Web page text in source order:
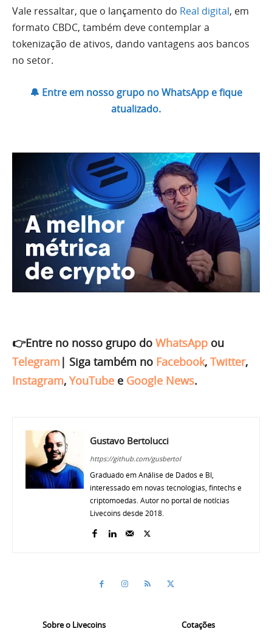
Vale ressaltar, que o lançamento do Real digital, em
formato CBDC, também deve contemplar a
tokenização de ativos, dando vantagens aos bancos
no setor.
🔔 Entre em nosso grupo no WhatsApp e fique
atualizado.
👉Entre no nosso grupo do WhatsApp ou
Telegram | Siga também no Facebook, Twitter,
Instagram, YouTube e Google News.
Gustavo Bertolucci
https://github.com/gusbertol
Graduado em Análise de Dados e BI,
interessado em novas tecnologias, fintechs e
criptomoedas. Autor no portal de notícias
Livecoins desde 2018.
Sobre o Livecoins
Cotações